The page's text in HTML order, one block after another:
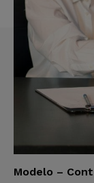
Modelo –